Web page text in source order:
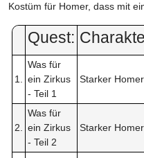
Kostüm für Homer, dass mit
Quest:
1.
Was für
ein Zirkus
- Teil 1
Starker Homer
2.
Was für
ein Zirkus
- Teil 2
Starker Homer